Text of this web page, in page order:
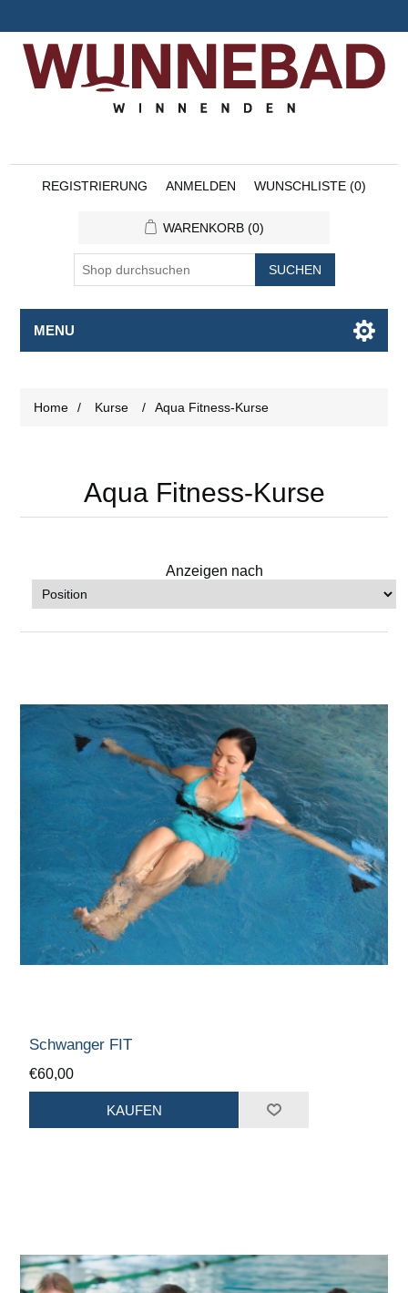
REGISTRIERUNG ANMELDEN WUNSCHLISTE (0)
WARENKORB (0)
SUCHEN
MENU
Home / Kurse / Aqua Fitness-Kurse
Aqua Fitness-Kurse
Anzeigen nach
Schwanger FIT
€60,00
KAUFEN